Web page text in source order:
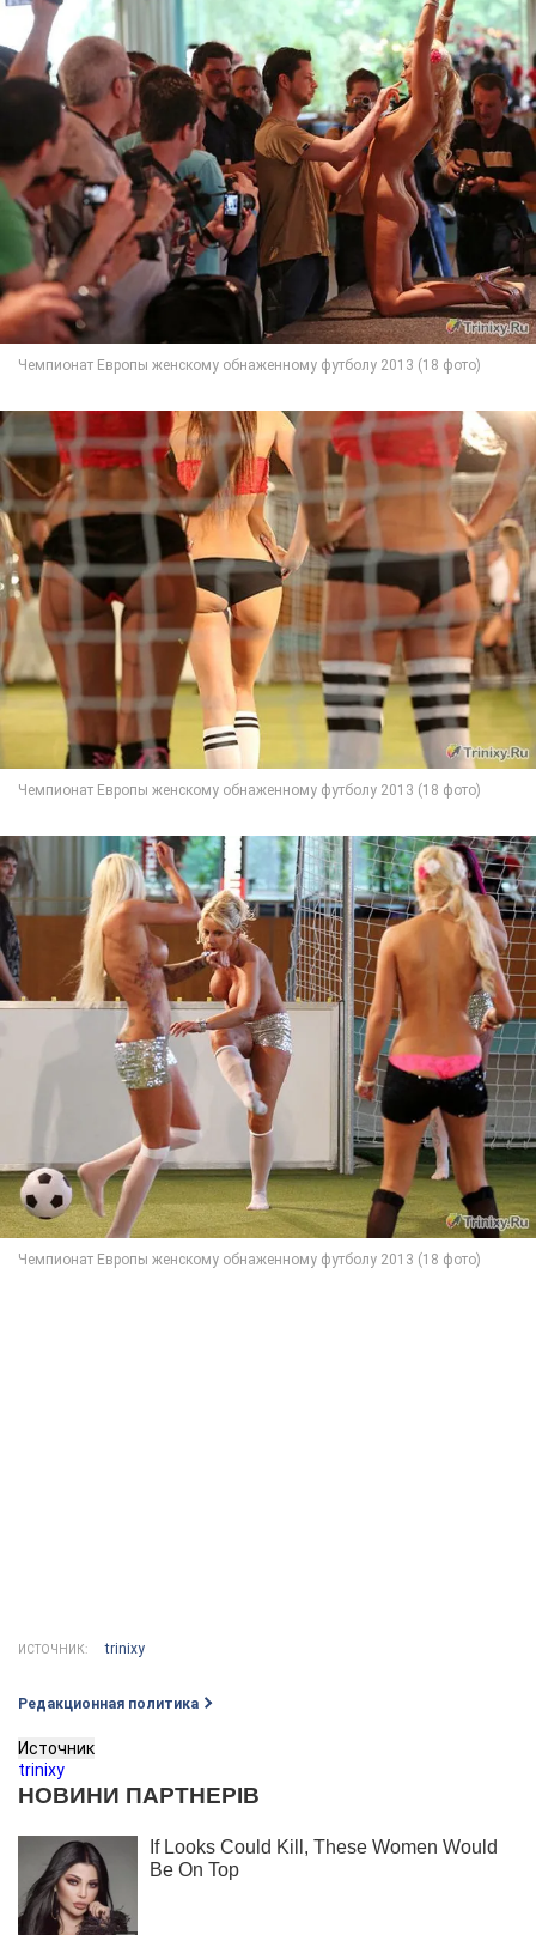
ИСТОЧНИК: trinixy
Редакционная политика
Источник
trinixy